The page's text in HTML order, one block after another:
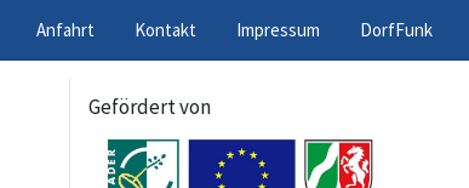
Anfahrt Kontakt Impressum DorfFunk
Gefördert von